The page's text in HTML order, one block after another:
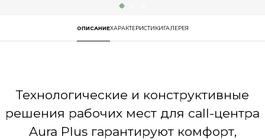
ОПИСАНИЕХАРАКТЕРИСТИКИГАЛЕРЕЯ
Технологические и конструктивные
решения рабочих мест для call-центра
Aura Plus гарантируют комфорт,